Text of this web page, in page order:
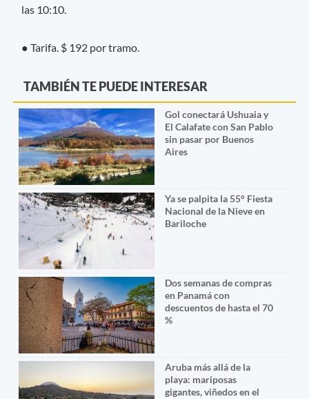
las 10:10.
● Tarifa. $ 192 por tramo.
TAMBIÉN TE PUEDE INTERESAR
Gol conectará Ushuaia y
El Calafate con San Pablo
sin pasar por Buenos
Aires
Ya se palpita la 55° Fiesta
Nacional de la Nieve en
Bariloche
Dos semanas de compras
en Panamá con
descuentos de hasta el 70
%
Aruba más allá de la
playa: mariposas
gigantes, viñedos en el